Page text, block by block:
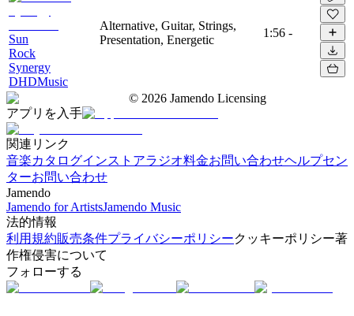
Sun
Rock
Synergy
DHDMusic
Alternative, Guitar, Strings,
Presentation, Energetic
1:56 -
© 2026 Jamendo Licensing
アプリを入手
関連リンク
音楽カタログインストアラジオ料金お問い合わせヘルプセン
ターお問い合わせ
Jamendo
Jamendo for ArtistsJamendo Music
法的情報
利用規約販売条件プライバシーポリシークッキーポリシー著
作権侵害について
フォローする